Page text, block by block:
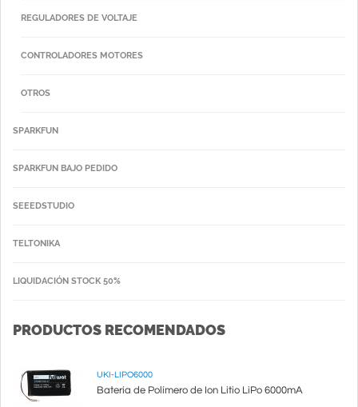
REGULADORES DE VOLTAJE
CONTROLADORES MOTORES
OTROS
SPARKFUN
SPARKFUN BAJO PEDIDO
SEEEDSTUDIO
TELTONIKA
LIQUIDACIÓN STOCK 50%
PRODUCTOS RECOMENDADOS
UKI-LIPO6000
Batería de Polímero de Ion Litio LiPo 6000mA